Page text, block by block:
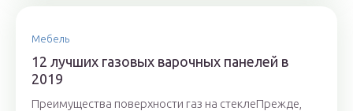
Мебель
12 лучших газовых варочных панелей в
2019
Преимущества поверхности газ на стеклеПрежде,